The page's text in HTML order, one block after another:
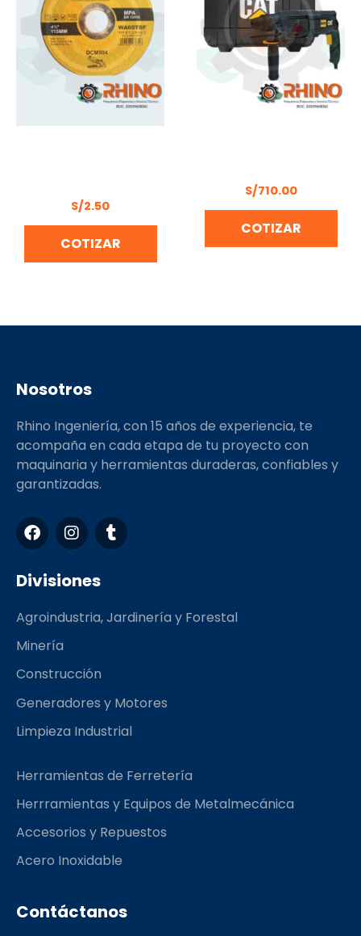
S/2.50
COTIZAR
S/710.00
COTIZAR
Nosotros
Rhino Ingeniería, con 15 años de experiencia, te
acompaña en cada etapa de tu proyecto con
maquinaria y herramientas duraderas, confiables y
garantizadas.
F
a
c
e
b
o
k
I
n
s
t
a
r
T
u
m
Divisiones
Agroindustria, Jardinería y Forestal
Minería
Construcción
Generadores y Motores
Limpieza Industrial
Herramientas de Ferretería
Herrramientas y Equipos de Metalmecánica
Accesorios y Repuestos
Acero Inoxidable
Contáctanos